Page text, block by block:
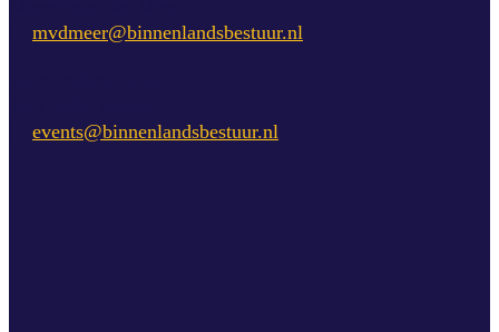
mvdmeer@binnenlandsbestuur.nl
events@binnenlandsbestuur.nl